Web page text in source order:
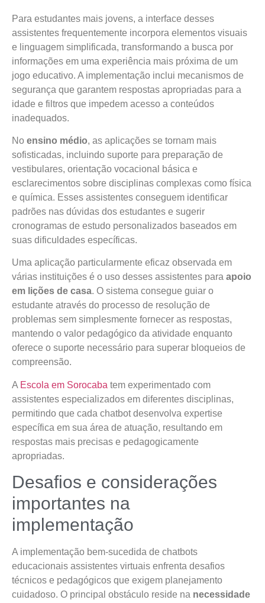
Para estudantes mais jovens, a interface desses
assistentes frequentemente incorpora elementos visuais
e linguagem simplificada, transformando a busca por
informações em uma experiência mais próxima de um
jogo educativo. A implementação inclui mecanismos de
segurança que garantem respostas apropriadas para a
idade e filtros que impedem acesso a conteúdos
inadequados.
No ensino médio, as aplicações se tornam mais
sofisticadas, incluindo suporte para preparação de
vestibulares, orientação vocacional básica e
esclarecimentos sobre disciplinas complexas como física
e química. Esses assistentes conseguem identificar
padrões nas dúvidas dos estudantes e sugerir
cronogramas de estudo personalizados baseados em
suas dificuldades específicas.
Uma aplicação particularmente eficaz observada em
várias instituições é o uso desses assistentes para apoio
em lições de casa. O sistema consegue guiar o
estudante através do processo de resolução de
problemas sem simplesmente fornecer as respostas,
mantendo o valor pedagógico da atividade enquanto
oferece o suporte necessário para superar bloqueios de
compreensão.
A Escola em Sorocaba tem experimentado com
assistentes especializados em diferentes disciplinas,
permitindo que cada chatbot desenvolva expertise
específica em sua área de atuação, resultando em
respostas mais precisas e pedagogicamente
apropriadas.
Desafios e considerações
importantes na
implementação
A implementação bem-sucedida de chatbots
educacionais assistentes virtuais enfrenta desafios
técnicos e pedagógicos que exigem planejamento
cuidadoso. O principal obstáculo reside na necessidade